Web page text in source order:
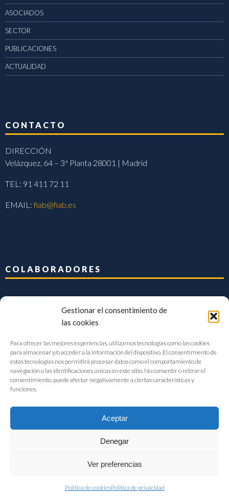
Gestionar el consentimiento de
las cookies
Para ofrecer las mejores experiencias, utilizamos tecnologías como las cookies
para almacenar y/o acceder a la información del dispositivo. El consentimiento de
estas tecnologías nos permitirá procesar datos como el comportamiento de
navegación o las identificaciones únicas en este sitio. No consentir o retirar el
consentimiento, puede afectar negativamente a ciertas características y
funciones.
Aceptar
Denegar
Ver preferencias
Política de cookiesPolítica de privacidad
ASOCIADOS
SECTOR
PUBLICACIONES
ACTUALIDAD
CONTACTO
DIRECCIÓN
Velázquez, 64 – 3ª Planta 28001 | Madrid
TEL: 91 411 72 11
EMAIL:fiab@fiab.es
COLABORADORES
FIAB Federación Española de Industrias de la Alimentación y Bebidas